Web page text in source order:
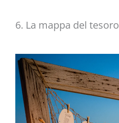
6. La mappa del tesoro